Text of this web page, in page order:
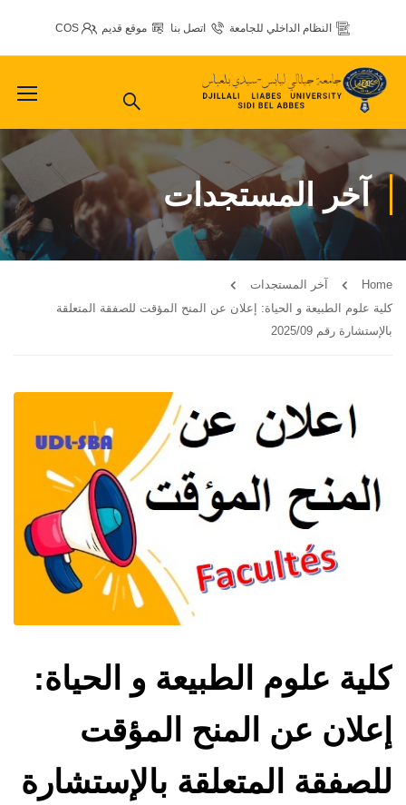
النظام الداخلي للجامعة اتصل بنا موقع قديم COS
آخر المستجدات
Home
آخر المستجدات
كلية علوم الطبيعة و الحياة: إعلان عن المنح المؤقت للصفقة المتعلقة
بالإستشارة رقم 2025/09
كلية علوم الطبيعة و الحياة:
إعلان عن المنح المؤقت
للصفقة المتعلقة بالإستشارة